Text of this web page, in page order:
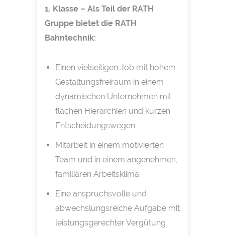
1. Klasse – Als Teil der RATH
Gruppe bietet die RATH
Bahntechnik:
Einen vielseitigen Job mit hohem
Gestaltungsfreiraum in einem
dynamischen Unternehmen mit
flachen Hierarchien und kurzen
Entscheidungswegen
Mitarbeit in einem motivierten
Team und in einem angenehmen,
familiären Arbeitsklima
Eine anspruchsvolle und
abwechslungsreiche Aufgabe mit
leistungsgerechter Vergütung